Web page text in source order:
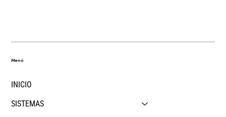
INICIO
SISTEMAS
Menú